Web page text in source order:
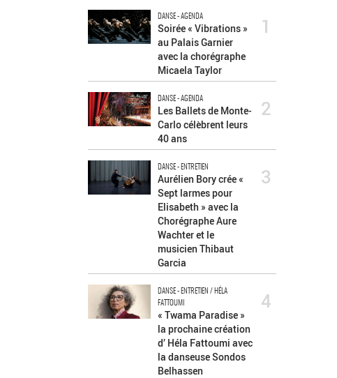
DANSE - AGENDA
Soirée « Vibrations »
au Palais Garnier
avec la chorégraphe
Micaela Taylor
1
DANSE - AGENDA
Les Ballets de Monte-
Carlo célèbrent leurs
40 ans
2
DANSE - ENTRETIEN
Aurélien Bory crée «
Sept larmes pour
Elisabeth » avec la
Chorégraphe Aure
Wachter et le
musicien Thibaut
Garcia
3
DANSE - ENTRETIEN / HÉLA
FATTOUMI
« Twama Paradise »
la prochaine création
d’ Héla Fattoumi avec
la danseuse Sondos
Belhassen
4